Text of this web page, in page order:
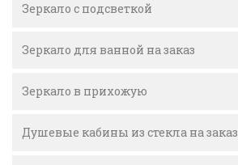
Зеркало с подсветкой
Зеркало для ванной на заказ
Зеркало в прихожую
Душевые кабины из стекла на заказ